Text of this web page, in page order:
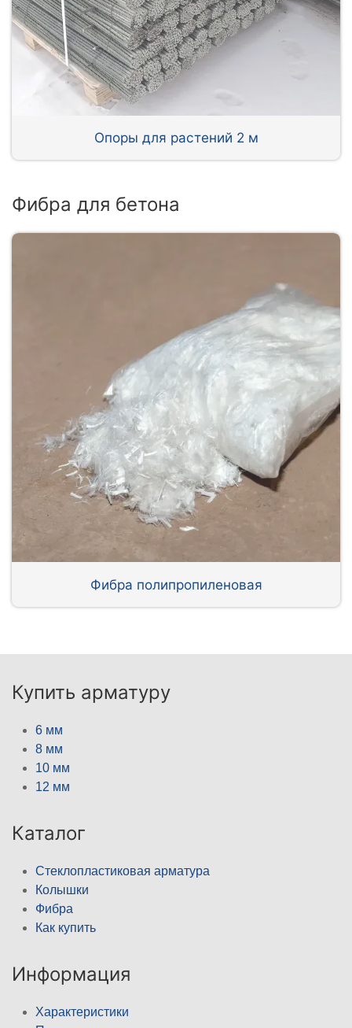
Опоры для растений 2 м
Фибра для бетона
Фибра полипропиленовая
Купить арматуру
6 мм
8 мм
10 мм
12 мм
Каталог
Стеклопластиковая арматура
Колышки
Фибра
Как купить
Информация
Характеристики